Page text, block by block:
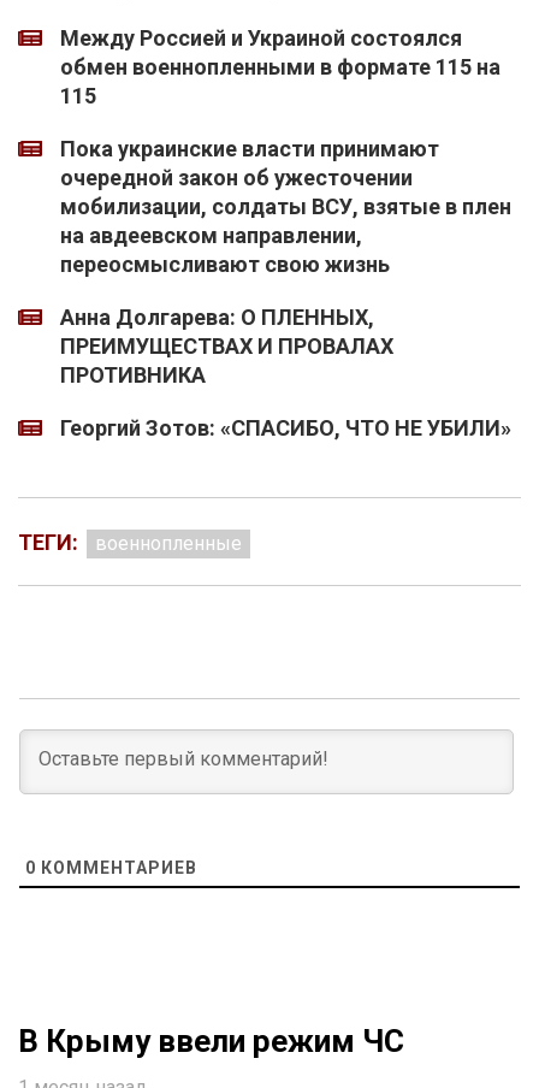
Между Россией и Украиной состоялся
обмен военнопленными в формате 115 на
115
Пока украинские власти принимают
очередной закон об ужесточении
мобилизации, солдаты ВСУ, взятые в плен
на авдеевском направлении,
переосмысливают свою жизнь
Анна Долгарева: О ПЛЕННЫХ,
ПРЕИМУЩЕСТВАХ И ПРОВАЛАХ
ПРОТИВНИКА
Георгий Зотов: «СПАСИБО, ЧТО НЕ УБИЛИ»
ТЕГИ: военнопленные
0 КОММЕНТАРИЕВ
В Крыму ввели режим ЧС